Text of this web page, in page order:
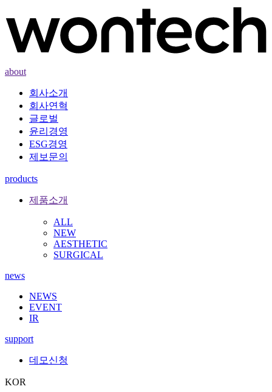
about
회사소개
회사연혁
글로벌
윤리경영
ESG경영
제보문의
products
제품소개
ALL
NEW
AESTHETIC
SURGICAL
news
NEWS
EVENT
IR
support
데모신청
KOR